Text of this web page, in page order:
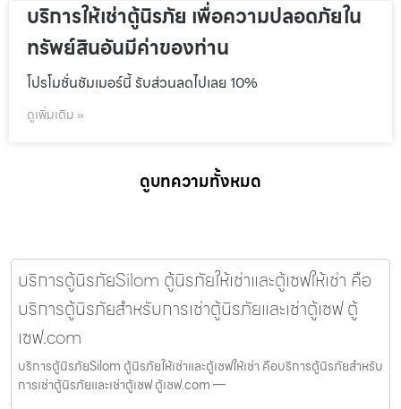
บริการให้เช่าตู้นิรภัย เพื่อความปลอดภัยใน
ทรัพย์สินอันมีค่าของท่าน
โปรโมชั่นชัมเมอร์นี้ รับส่วนลดไปเลย 10%
ดูเพิ่มเติม »
ดูบทความทั้งหมด
บริการตู้นิรภัยSilom ตู้นิรภัยให้เช่าและตู้เซฟให้เช่า คือ
บริการตู้นิรภัยสำหรับการเช่าตู้นิรภัยและเช่าตู้เซฟ ตู้
เซฟ.com
บริการตู้นิรภัยSilom ตู้นิรภัยให้เช่าและตู้เซฟให้เช่า คือบริการตู้นิรภัยสำหรับ
การเช่าตู้นิรภัยและเช่าตู้เซฟ ตู้เซฟ.com —